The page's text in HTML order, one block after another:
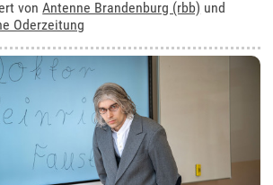
vonAntenne Brandenburg (rbb) und
Oderzeitung